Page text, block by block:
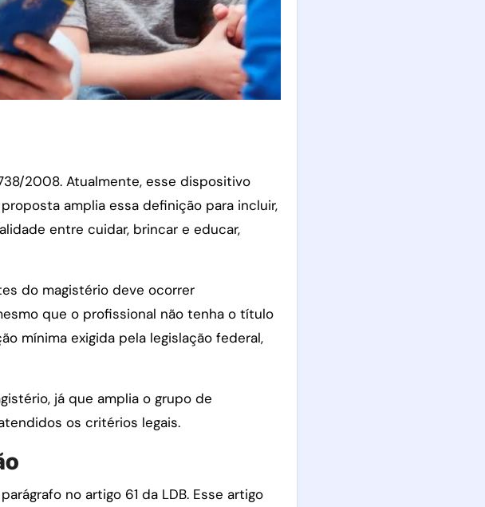
2008. Atualmente, esse dispositivo
amplia essa definição para incluir,
entre cuidar, brincar e educar,
do magistério deve ocorrer
que o profissional não tenha o título
mínima exigida pela legislação federal,
já que amplia o grupo de
os critérios legais.
no artigo 61 da LDB. Esse artigo